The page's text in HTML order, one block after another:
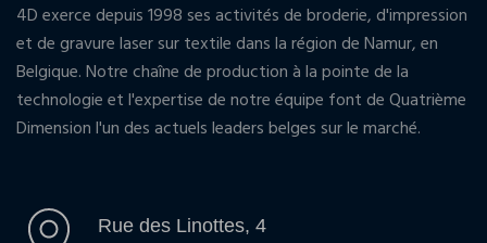
4D exerce depuis 1998 ses activités de broderie, d'impression
et de gravure laser sur textile dans la région de Namur, en
Belgique. Notre chaîne de production à la pointe de la
technologie et l'expertise de notre équipe font de Quatrième
Dimension l'un des actuels leaders belges sur le marché.
Rue des Linottes, 4